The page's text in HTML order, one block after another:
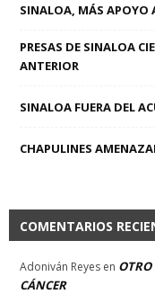
SINALOA, MÁS APOYO
PRESAS DE SINALOA
ANTERIOR
SINALOA FUERA DEL
CHAPULINES
COMENTARIOS
Adoniván Reyes en
CÁNCER